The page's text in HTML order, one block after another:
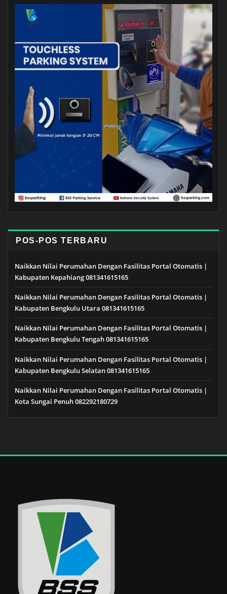
POS-POS TERBARU
Naikkan Nilai Perumahan Dengan Fasilitas Portal Otomatis |
Kabupaten Kepahiang 081341615165
Naikkan Nilai Perumahan Dengan Fasilitas Portal Otomatis |
Kabupaten Bengkulu Utara 081341615165
Naikkan Nilai Perumahan Dengan Fasilitas Portal Otomatis |
Kabupaten Bengkulu Tengah 081341615165
Naikkan Nilai Perumahan Dengan Fasilitas Portal Otomatis |
Kabupaten Bengkulu Selatan 081341615165
Naikkan Nilai Perumahan Dengan Fasilitas Portal Otomatis |
Kota Sungai Penuh 082292180729